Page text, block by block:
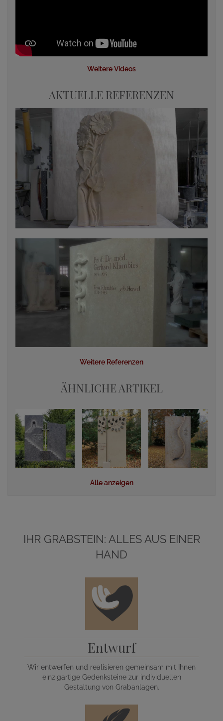
Weitere Videos
AKTUELLE REFERENZEN
Weitere Referenzen
ÄHNLICHE ARTIKEL
Alle anzeigen
IHR GRABSTEIN: ALLES AUS EINER
HAND
Entwurf
Wir entwerfen und realisieren gemeinsam mit Ihnen
einzigartige Gedenksteine zur individuellen
Gestaltung von Grabanlagen.